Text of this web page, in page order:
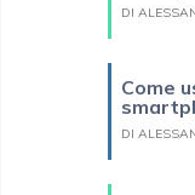
DI
Come
DI